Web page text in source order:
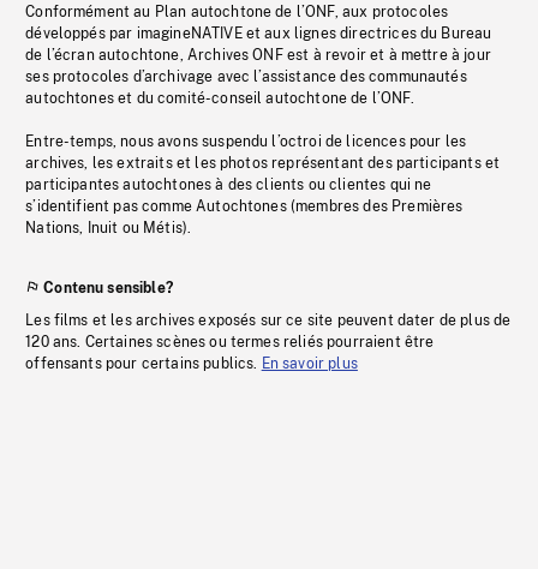
Conformément au Plan autochtone de l’ONF, aux protocoles
développés par imagineNATIVE et aux lignes directrices du Bureau
de l’écran autochtone, Archives ONF est à revoir et à mettre à jour
ses protocoles d’archivage avec l’assistance des communautés
autochtones et du comité-conseil autochtone de l’ONF.
Entre-temps, nous avons suspendu l’octroi de licences pour les
archives, les extraits et les photos représentant des participants et
participantes autochtones à des clients ou clientes qui ne
s’identifient pas comme Autochtones (membres des Premières
Nations, Inuit ou Métis).
Contenu sensible?
Les films et les archives exposés sur ce site peuvent dater de plus de
120 ans. Certaines scènes ou termes reliés pourraient être
offensants pour certains publics. En savoir plus